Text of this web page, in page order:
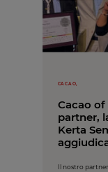
CACAO,
Cacao of
partner,
Kerta
Il nostro